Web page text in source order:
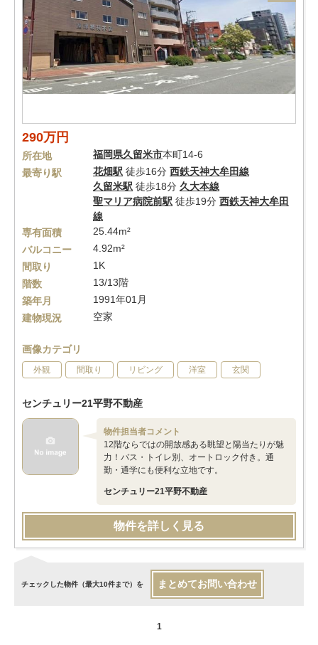
290万円
所在地 福岡県久留米市本町14-6
最寄り駅
花畑駅 徒歩16分 西鉄天神大牟田線
久留米駅 徒歩18分 久大本線
聖マリア病院前駅 徒歩19分 西鉄天神大牟田
線
専有面積
25.44m²
バルコニー
4.92m²
間取り
1K
階数
13/13階
築年月
1991年01月
建物現況
空家
画像カテゴリ
外観 間取り リビング 洋室 玄関
センチュリー21平野不動産
物件担当者コメント
12階ならではの開放感ある眺望と陽当たりが魅
力！バス・トイレ別、オートロック付き。通
勤・通学にも便利な立地です。
センチュリー21平野不動産
物件を詳しく見る
チェックした物件（最大10件まで）を まとめてお問い合わせ
1